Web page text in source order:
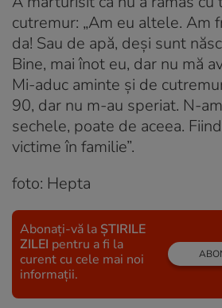
cutremur: „Am eu altele. Am
da! Sau de apă, deși sunt
Bine, mai înot eu, dar nu mă
Mi-aduc aminte și de
90, dar nu m-au speriat. N-
sechele, poate de aceea.
victime în familie”.
foto: Hepta
Abonați-vă la ȘTIRILE
ZILEI pentru a fi la
curent cu cele mai noi
informații.